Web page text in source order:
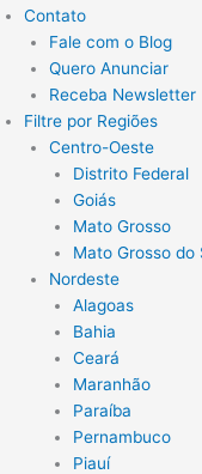
Contato
Fale com o Blog
Quero Anunciar
Receba Newsletter
Filtre por Regiões
Centro-Oeste
Distrito Federal
Goiás
Mato Grosso
Mato Grosso do
Nordeste
Alagoas
Bahia
Ceará
Maranhão
Paraíba
Pernambuco
Piauí